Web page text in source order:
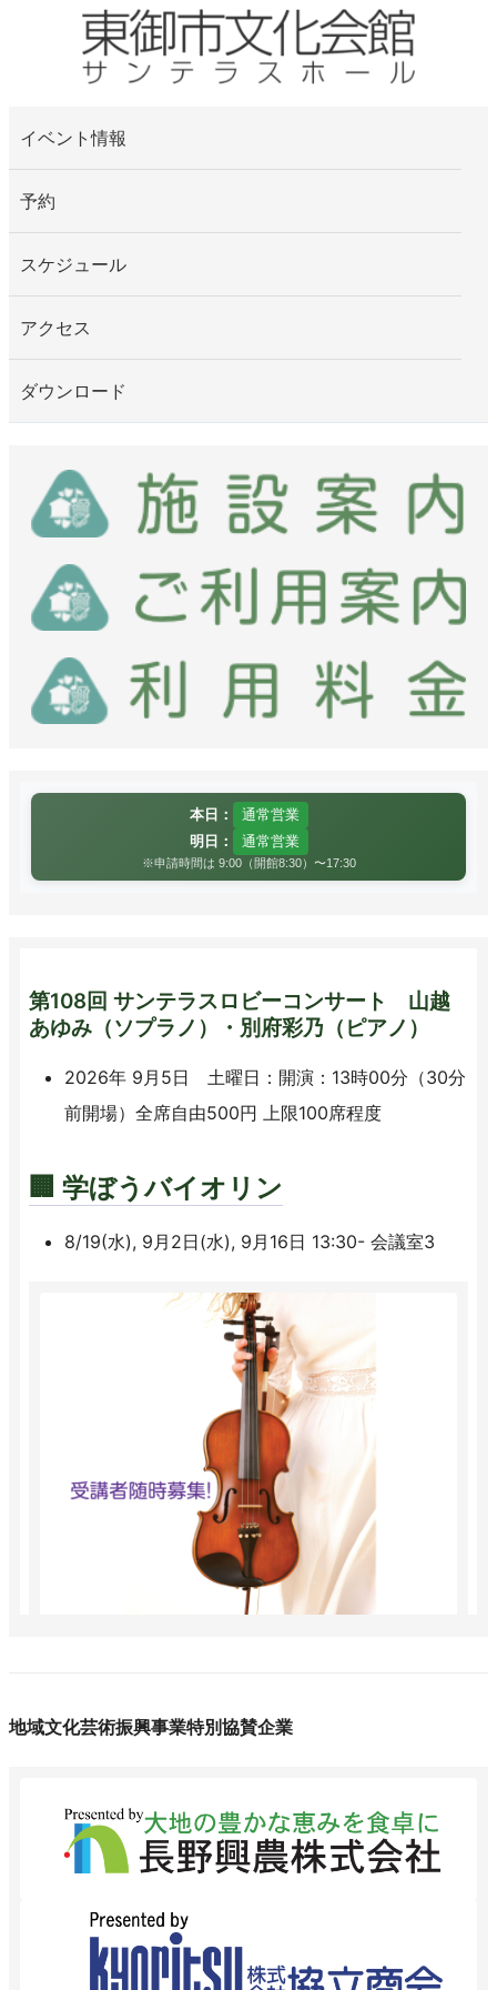
イベント情報
予約
スケジュール
アクセス
ダウンロード
地域文化芸術振興事業特別協賛企業